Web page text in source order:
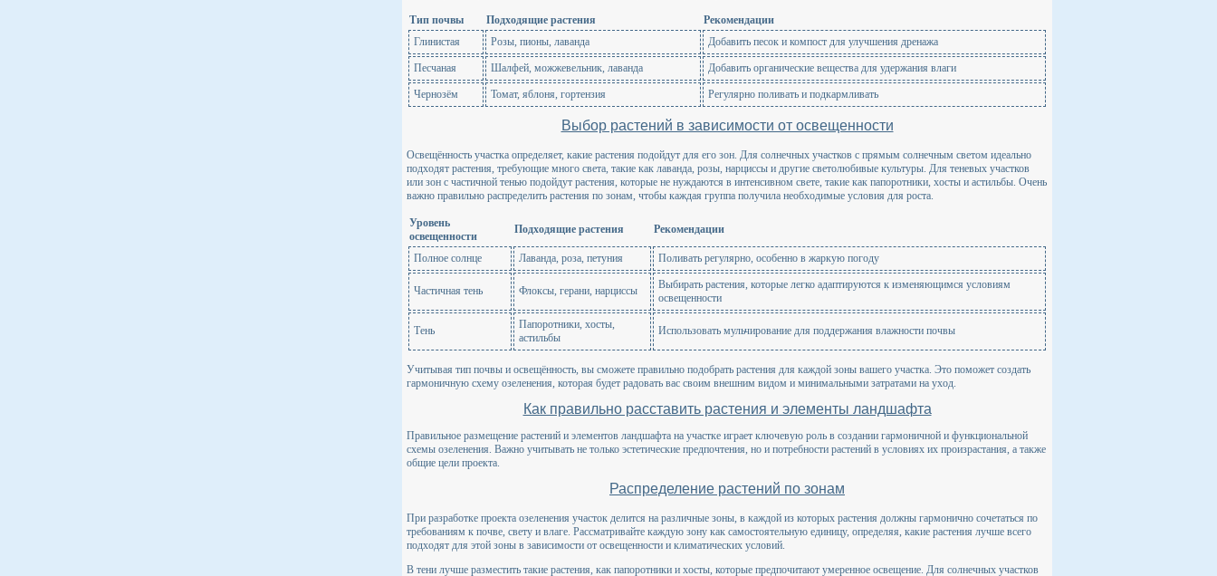
Тип почвы Подходящие растения
Рекомендации
Глинистая
Розы, пионы, лаванда Добавить песок и компост для улучшения дренажа
Песчаная Шалфей, можжевельник, лаванда Добавить органические вещества для удержания влаги
Чернозём Томат, яблоня, гортензия Регулярно поливать и подкармливать
Выбор растений в зависимости от освещенности
Освещённость участка определяет, какие растения подойдут для его зон. Для солнечных участков с прямым солнечным светом идеально
подходят растения, требующие много света, такие как лаванда, розы, нарциссы и другие светолюбивые культуры. Для теневых участков
или зон с частичной тенью подойдут растения, которые не нуждаются в интенсивном свете, такие как папоротники, хосты и астильбы. Очень
важно правильно распределить растения по зонам, чтобы каждая группа получила необходимые условия для роста.
Уровень
освещенности
Подходящие растения Рекомендации
Полное солнце Лаванда, роза, петуния Поливать регулярно, особенно в жаркую погоду
Частичная тень Флоксы, герани, нарциссы
Выбирать растения, которые легко адаптируются к изменяющимся условиям
освещенности
Тень
Папоротники, хосты,
астильбы
Использовать мульчирование для поддержания влажности почвы
Учитывая тип почвы и освещённость, вы сможете правильно подобрать растения для каждой зоны вашего участка. Это поможет создать
гармоничную схему озеленения, которая будет радовать вас своим внешним видом и минимальными затратами на уход.
Как правильно расставить растения и элементы ландшафта
Правильное размещение растений и элементов ландшафта на участке играет ключевую роль в создании гармоничной и функциональной
схемы озеленения. Важно учитывать не только эстетические предпочтения, но и потребности растений в условиях их произрастания, а также
общие цели проекта.
Распределение растений по зонам
При разработке проекта озеленения участок делится на различные зоны, в каждой из которых растения должны гармонично сочетаться по
требованиям к почве, свету и влаге. Рассматривайте каждую зону как самостоятельную единицу, определяя, какие растения лучше всего
подходят для этой зоны в зависимости от освещенности и климатических условий.
В тени лучше разместить такие растения, как папоротники и хосты, которые предпочитают умеренное освещение. Для солнечных участков